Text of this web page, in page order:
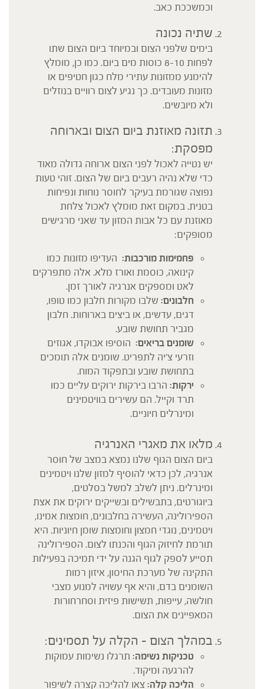
וכמשככת כאב.
שתיה נכונה
בימים שלפני הצום ובמיוחד ביום הצום שתו
לפחות 8-10 כוסות מים ביום. כמו כן, מומלץ
להימנע ממזונות עתירי מלח כגון חטיפים או
מזונות מעובדים. כך נגיע לצום רוויים בנוזלים
ולא מיובשים.
תזונה מאוזנת ביום הצום ובארוחה
מפסקת:
יש נטייה לאכול לפני הצום ארוחה גדולה מאוד
כדי שלא נהיה רעבים ביום של הצום. זוהי טעות
נפוצה שגורמת בעיקר לחוסר נוחות ונפיחות
בטנית. במקום זאת מומלץ לאכול צלחת
מאוזנת עם כל אבות המזון עד שאני מרגישים
מסופקים:
פחמימות מורכבות: העדיפו מזונות כמו
קינואה, כוסמת ואורז מלא. אלה מתפרקים
לאט ומספקים אנרגיה לאורך זמן.
חלבונים: שלבו מקורות חלבון כמו טופו,
דגים, עדשים, או ביצים בארוחות. חלבון
מגביר תחושת שובע.
שומנים בריאים: הוסיפו אבוקדו, אגוזים
וזרעי צ'יה לתפריט. שומנים אלה תומכים
בתחושת שובע ובתפקוד המוח.
ירקות: הרבו בירקות ירוקים עליים כמו
תרד וקייל. הם עשירים בוויטמינים
ומינרלים חיוניים.
מלאו את מאגרי האנרגיה
ביום הצום הגוף שלנו נמצא במצב של חוסר
אנרגיה, לכן כדאי להוסיף למזון שלנו ויטמינים
ומינרלים. ניתן לשלב למשל בסלטים,
ביוגורטים, בתבשילים ובשייקים ירוקים את אצת
הספירולינה, העשירה בחלבונים, חומצות אמינו,
ויטמינים, נוגדי חמצון וחומצות שומן חיוניות. היא
תורמת לחיזוק הגוף והכנתו לצום. הספירולינה
תסייע לספק לגוף הגנה על ידי תמיכה בפעילות
התקינה של מערכת החיסון, איזון רמות
השומנים בדם, והיא אף עשויה למנוע מצבי
חולשה, עייפות, תשישות פיזית וסחרחורות
המאפיינים את הצום.
במהלך הצום – הקלה על תסמינים:
טכניקות נשימה: תרגלו נשימות עמוקות
להרגעה ומיקוד.
הליכה קלה:צאו להליכה קצרה לשיפור